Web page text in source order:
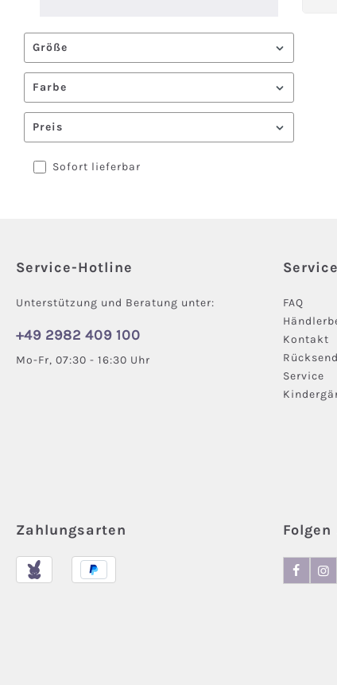
Größe
Farbe
Preis
Sofort lieferbar
Service-Hotline
Unterstützung und Beratung unter:
+49 2982 409 100
Mo-Fr, 07:30 - 16:30 Uhr
Service
FAQ
Kontakt
Service
Zahlungsarten